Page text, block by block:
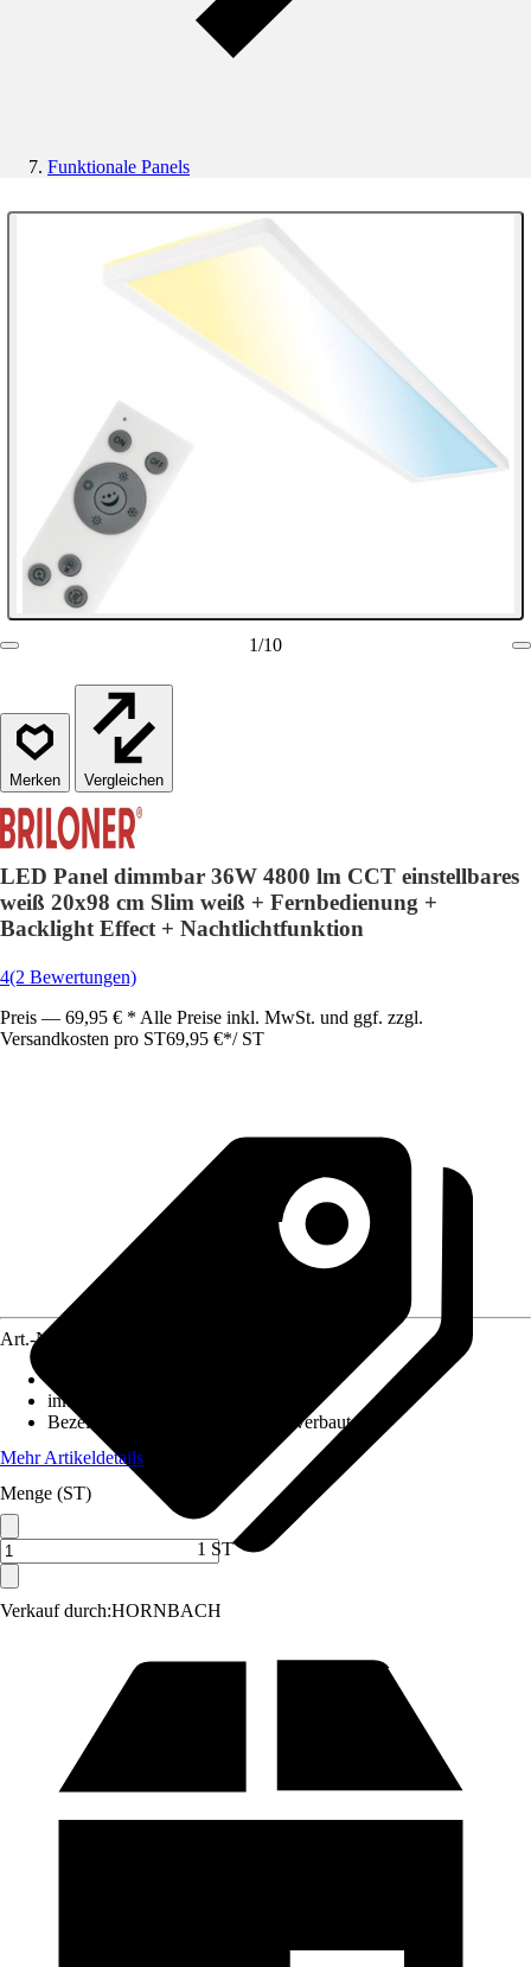
Funktionale Panels
1/10
Vergleichen
LED Panel dimmbar 36W 4800 lm CCT einstellbares
weiß 20x98 cm Slim weiß + Fernbedienung +
Backlight Effect + Nachtlichtfunktion
4(2 Bewertungen)
Preis — 69,95 € * Alle Preise inkl. MwSt. und ggf. zzgl.
Versandkosten pro ST69,95 €*/ ST
Verkauf durch:HORNBACH
Art.-Nr.
inklusive Leuchtmittel
Bezeichnung Fassung
LED fest verbaut
Mehr Artikeldetails
Menge (ST)
1 ST